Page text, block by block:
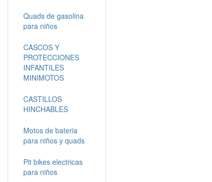
Quads de gasolina
para niños
CASCOS Y
PROTECCIONES
INFANTILES
MINIMOTOS
CASTILLOS
HINCHABLES
Motos de bateria
para niños y quads
Pit bikes electricas
para niños